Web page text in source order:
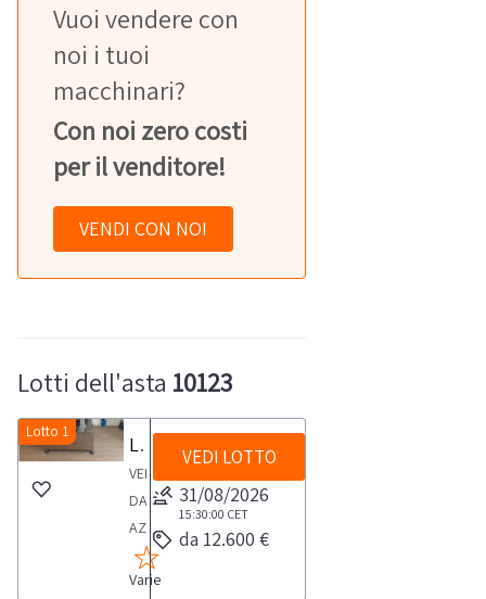
Vuoi vendere con
noi i tuoi
macchinari?
Con noi zero costi
per il venditore!
VENDI CON NOI
Lotti dell'asta 10123
Lotto 1
Linea di etichettatura Epackaging Saturno 2T Full
VENDITA
DA
AZIENDA
ATTIVA
Linea
Varie
VEDI LOTTO
31/08/2026
15:30:00 CET
da 12.600 €